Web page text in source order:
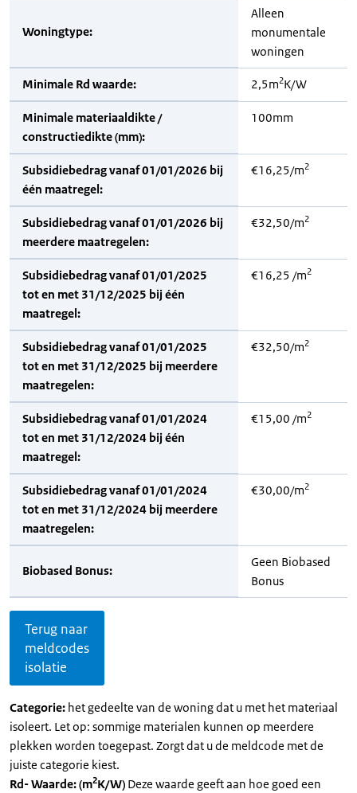
Woningtype:
Alleen
monumentale
woningen
Minimale Rd waarde: 2,5m2K/W
Minimale materiaaldikte /
constructiedikte (mm):
100mm
Subsidiebedrag vanaf 01/01/2026 bij
één maatregel:
€16,25/m2
Subsidiebedrag vanaf 01/01/2026 bij
meerdere maatregelen:
€32,50/m2
Subsidiebedrag vanaf 01/01/2025
tot en met 31/12/2025 bij één
maatregel:
€16,25 /m2
Subsidiebedrag vanaf 01/01/2025
tot en met 31/12/2025 bij meerdere
maatregelen:
€32,50/m2
Subsidiebedrag vanaf 01/01/2024
tot en met 31/12/2024 bij één
maatregel:
€15,00 /m2
Subsidiebedrag vanaf 01/01/2024
tot en met 31/12/2024 bij meerdere
maatregelen:
€30,00/m2
Biobased Bonus:
Geen Biobased
Bonus
Terug naar
meldcodes
isolatie
Categorie: het gedeelte van de woning dat u met het materiaal
isoleert. Let op: sommige materialen kunnen op meerdere
plekken worden toegepast. Zorgt dat u de meldcode met de
juiste categorie kiest.
Rd- Waarde: (m2K/W) Deze waarde geeft aan hoe goed een